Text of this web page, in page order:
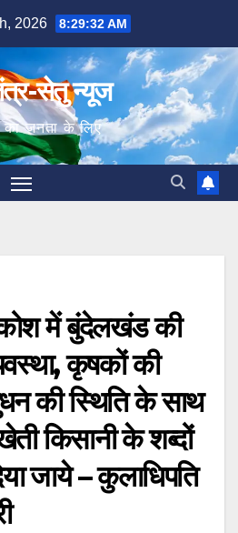
2026 8:29:33 AM
सेतु न्यूज
का जनता के लिए
में बुंदेलखंड की
कृषकों की
की स्थिति के साथ
किसानी के शब्दों
जाये – कुलाधिपति